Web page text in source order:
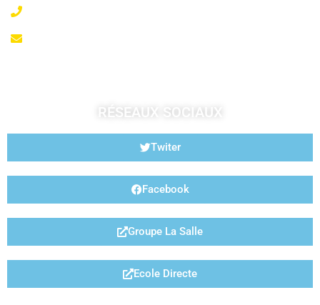
RÉSEAUX SOCIAUX
Twiter
Facebook
Groupe La Salle
Ecole Directe